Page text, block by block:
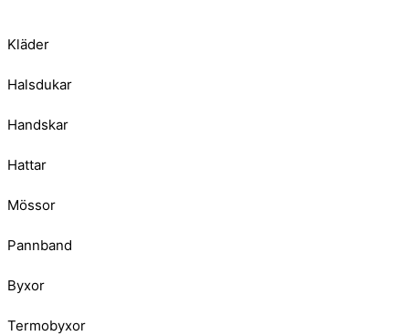
Kläder
Halsdukar
Handskar
Hattar
Mössor
Pannband
Byxor
Termobyxor